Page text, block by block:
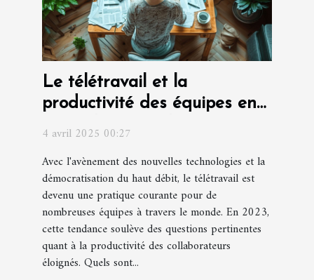
Le télétravail et la
productivité des équipes en
2023 défis et solutions
4 avril 2025 00:27
Avec l'avènement des nouvelles technologies et la
démocratisation du haut débit, le télétravail est
devenu une pratique courante pour de
nombreuses équipes à travers le monde. En 2023,
cette tendance soulève des questions pertinentes
quant à la productivité des collaborateurs
éloignés. Quels sont...